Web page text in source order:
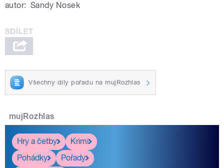
autor: Sandy Nosek
Všechny díly pořadu na mujRozhlas
mujRozhlas
Hry a četby
Krimi
Pohádky
Pořady